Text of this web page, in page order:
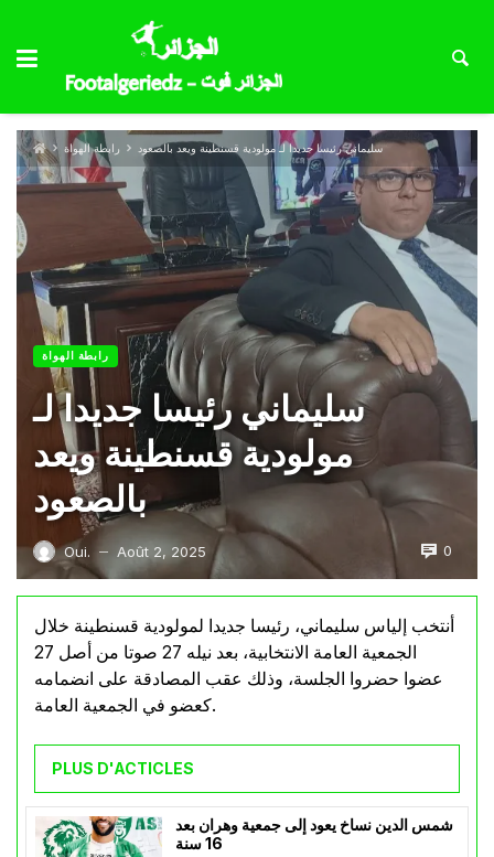
رابطة الهواة سليماني رئيسا جديدا لـ مولودية قسنطينة ويعد بالصعود
رابطة الهواة
سليماني رئيسا جديدا لـ
مولودية قسنطينة ويعد
بالصعود
Oui. — Août 2, 2025 0
أنتخب إلياس سليماني، رئيسا جديدا لمولودية قسنطينة خلال
الجمعية العامة الانتخابية، بعد نيله 27 صوتا من أصل 27
عضوا حضروا الجلسة، وذلك عقب المصادقة على انضمامه
كعضو في الجمعية العامة.
PLUS D'ACTICLES
شمس الدين نساخ يعود إلى جمعية وهران بعد
16 سنة